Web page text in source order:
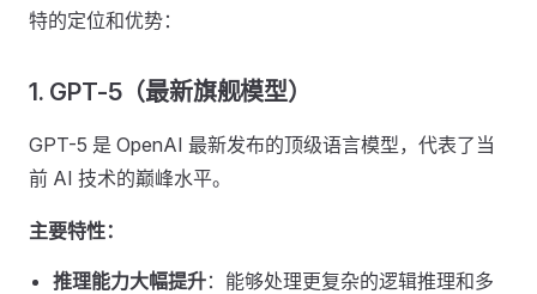
特的定位和优势：
1. GPT-5（最新旗舰模型）
GPT-5 是 OpenAI 最新发布的顶级语言模型，代表了当
前 AI 技术的巅峰水平。
主要特性：
推理能力大幅提升：能够处理更复杂的逻辑推理和多